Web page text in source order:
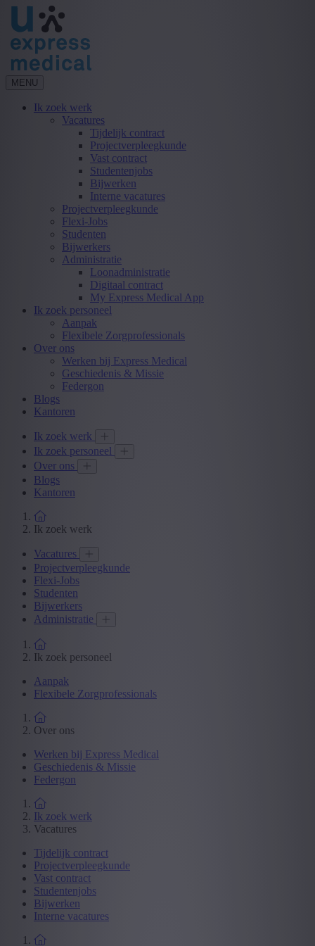
MENU
Ik zoek werk
Vacatures
Tijdelijk contract
Projectverpleegkunde
Vast contract
Studentenjobs
Bijwerken
Interne vacatures
Projectverpleegkunde
Flexi-Jobs
Studenten
Bijwerkers
Administratie
Loonadministratie
Digitaal contract
My Express Medical App
Ik zoek personeel
Aanpak
Flexibele Zorgprofessionals
Over ons
Werken bij Express Medical
Geschiedenis & Missie
Federgon
Blogs
Kantoren
Ik zoek werk
Ik zoek personeel
Over ons
Blogs
Kantoren
Ik zoek werk
Vacatures
Projectverpleegkunde
Flexi-Jobs
Studenten
Bijwerkers
Administratie
Ik zoek personeel
Aanpak
Flexibele Zorgprofessionals
Over ons
Werken bij Express Medical
Geschiedenis & Missie
Federgon
Ik zoek werk
Vacatures
Tijdelijk contract
Projectverpleegkunde
Vast contract
Studentenjobs
Bijwerken
Interne vacatures